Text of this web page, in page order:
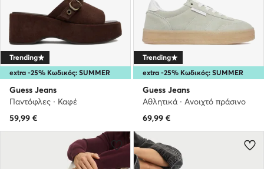
extra -25% Κωδικός: SUMMER
Trending
Guess Jeans
Παντόφλες · Καφέ
59,99 €
extra -25% Κωδικός: SUMMER
Trending
Guess Jeans
Αθλητικά · Ανοιχτό πράσινο
69,99 €